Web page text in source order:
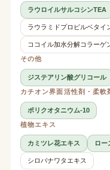
ラウロイルサルコシンTEA
ラウラミドプロピルベタイ
ココイル加水分解コラーゲ
その他
ジステアリン酸グリコール
カチオン界面活性剤・柔軟
ポリクオタニウム-10
植物エキス
カミツレ花エキス ロー
シロバナワタエキス